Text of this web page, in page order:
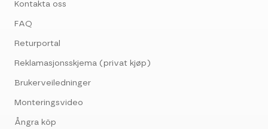
Kontakta oss
FAQ
Returportal
Reklamasjonsskjema (privat kjøp)
Brukerveiledninger
Monteringsvideo
Ångra köp